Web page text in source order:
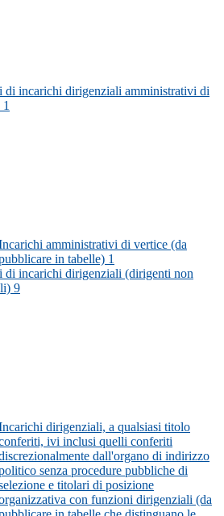
di incarichi dirigenziali amministrativi di
1
amministrativi di vertice (da
in tabelle) 1
di incarichi dirigenziali (dirigenti non
9
dirigenziali, a qualsiasi titolo
ivi inclusi quelli conferiti
dall'organo di indirizzo
senza procedure pubbliche di
e titolari di posizione
con funzioni dirigenziali (da